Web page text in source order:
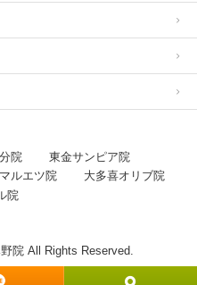
院
東金サンピア院
ルエツ院
大多喜オリブ院
院
院 All Rights Reserved.